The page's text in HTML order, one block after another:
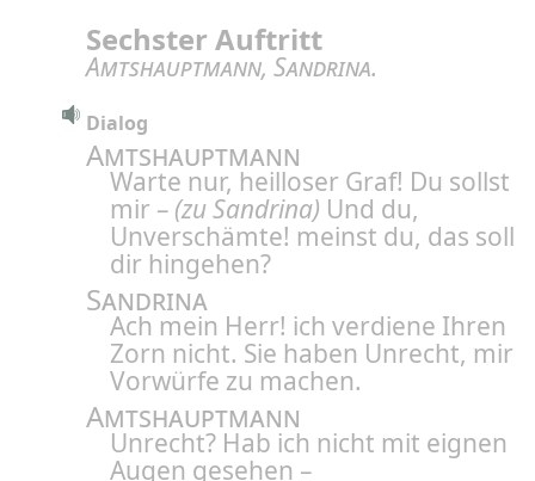
Sechster Auftritt
Amtshauptmann, Sandrina.
Dialog
Amtshauptmann
Warte nur, heilloser Graf! Du sollst
mir – (zu Sandrina) Und du,
Unverschämte! meinst du, das soll
dir hingehen?
Sandrina
Ach mein Herr! ich verdiene Ihren
Zorn nicht. Sie haben Unrecht, mir
Vorwürfe zu machen.
Amtshauptmann
Unrecht? Hab ich nicht mit eignen
Augen gesehen –